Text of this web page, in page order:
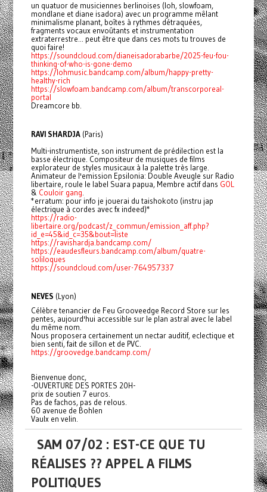
un quatuor de musiciennes berlinoises (loh, slowfoam,
mondlane et diane isadora) avec un programme mêlant
minimalisme planant, boîtes à rythmes détraquées,
fragments vocaux envoûtants et instrumentation
extraterrestre... peut être que dans ces mots tu trouves de
quoi faire!
https://soundcloud.com/dianeisadorabarbe/2025-feu-fou-
thinking-of-who-is-gone-demo
https://lohmusic.bandcamp.com/album/happy-pretty-
healthy-rich
https://slowfoam.bandcamp.com/album/transcorporeal-
portal
Dreamcore bb.
RAVI SHARDJA (Paris)
Multi-instrumentiste, son instrument de prédilection est la
basse électrique. Compositeur de musiques de films
explorateur de styles musicaux à la palette très large.
Animateur de l'emission Epsilonia: Double Aveugle sur Radio
libertaire, roule le label Suara papua, Membre actif dans GOL
& Couloir gang
*erratum: pour info je jouerai du taishokoto (instru jap
électrique à cordes avec fx indeed)*
https://radio-
libertaire.org/podcast/z_commun/emission_aff.php?
id_e=45&id_c=35&bout=liste
https://ravishardja.bandcamp.com/
https://eaudesfleurs.bandcamp.com/album/quatre-
soliloques
https://soundcloud.com/user-764957337
NEVES (Lyon)
Célèbre tenancier de Feu Grooveedge Record Store sur les
pentes, aujourd'hui accessible sur le plan astral avec le label
du même nom.
Nous proposera certainement un nectar auditif, eclectique et
bien senti, fait de sillon et de PVC.
https://groovedge.bandcamp.com/
Bienvenue donc,
-OUVERTURE DES PORTES 20H-
prix de soutien 7 euros.
Pas de fachos, pas de relous.
60 avenue de Bohlen
Vaulx en velin.
SAM 07/02 : EST-CE QUE TU
RÉALISES ?? APPEL A FILMS
POLITIQUES